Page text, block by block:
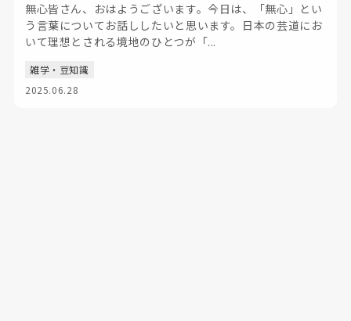
無心皆さん、おはようございます。今日は、「無心」とい
う言葉についてお話ししたいと思います。日本の芸道にお
いて理想とされる境地のひとつが「...
雑学・豆知識
2025.06.28